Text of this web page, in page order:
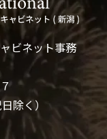
ビネット事務
除く）